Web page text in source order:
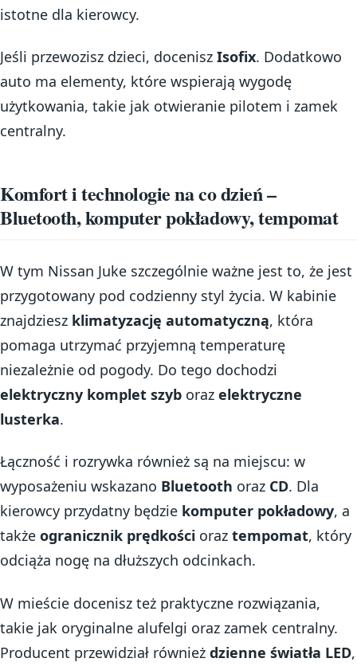
istotne dla kierowcy.
Jeśli przewozisz dzieci, docenisz Isofix. Dodatkowo
auto ma elementy, które wspierają wygodę
użytkowania, takie jak otwieranie pilotem i zamek
centralny.
Komfort i technologie na co dzień –
Bluetooth, komputer pokładowy, tempomat
W tym Nissan Juke szczególnie ważne jest to, że jest
przygotowany pod codzienny styl życia. W kabinie
znajdziesz klimatyzację automatyczną, która
pomaga utrzymać przyjemną temperaturę
niezależnie od pogody. Do tego dochodzi
elektryczny komplet szyb oraz elektryczne
lusterka.
Łączność i rozrywka również są na miejscu: w
wyposażeniu wskazano Bluetooth oraz CD. Dla
kierowcy przydatny będzie komputer pokładowy, a
także ogranicznik prędkości oraz tempomat, który
odciąża nogę na dłuższych odcinkach.
W mieście docenisz też praktyczne rozwiązania,
takie jak oryginalne alufelgi oraz zamek centralny.
Producent przewidział również dzienne światła LED,